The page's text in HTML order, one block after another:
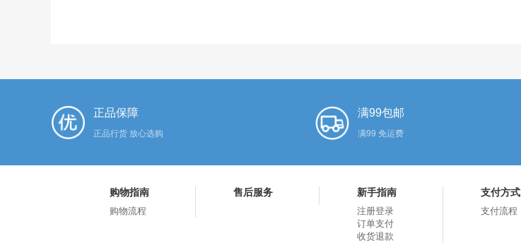
正品保障
正品行货 放心选购
满99包邮
满99 免运费
购物指南
购物流程
售后服务 新手指南
注册登录
订单支付
收货退款
支付方式
支付流程